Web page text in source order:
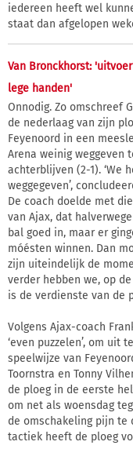
iedereen heeft wel
staat dan afgelopen
Van Bronckhorst:
lege handen'
Onnodig. Zo omschreef
de nederlaag van zijn
Feyenoord in een
Arena weinig weggeven
achterblijven (2-1). ‘We
weggegeven’,
De coach doelde met
van Ajax, dat
bal goed in, maar er
móésten winnen. Dan
zijn uiteindelijk de
verder hebben we, op
is de verdienste van de
Volgens Ajax-coach
‘even puzzelen’, om uit
speelwijze van
Toornstra en Tonny
de ploeg in de eerste
om net als woensdag
de omschakeling pijn te
tactiek heeft de ploeg